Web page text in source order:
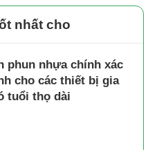
nhất cho
phun nhựa chính xác
cho các thiết bị gia
tuổi thọ dài